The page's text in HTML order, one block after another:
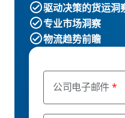
公司电子邮件
驱动决策的货运洞
专业市场洞察
物流趋势前瞻